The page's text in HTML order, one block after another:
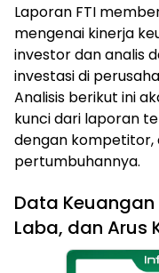
Laporan FTI
mengenai kinerja
investor dan analis
investasi di
Analisis berikut ini
kunci dari laporan
dengan kompetitor,
pertumbuhannya.
Data Keuangan
Laba, dan Arus